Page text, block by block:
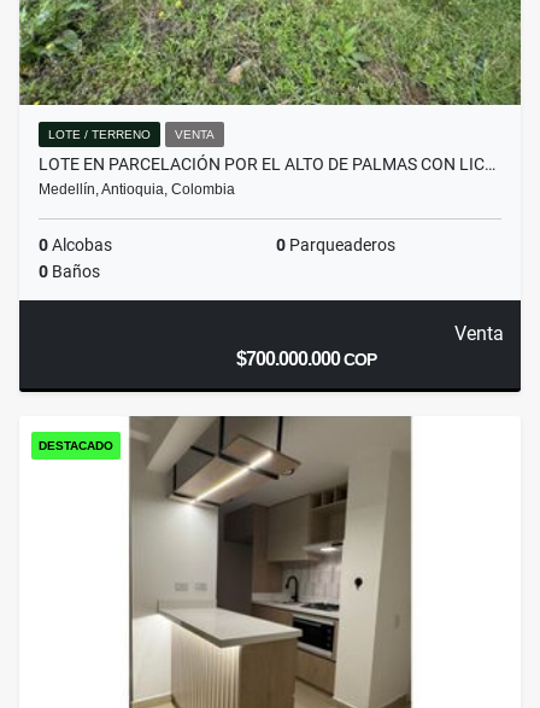
LOTE / TERRENO VENTA
LOTE EN PARCELACIÓN POR EL ALTO DE PALMAS CON LIC…
Medellín, Antioquia, Colombia
0Alcobas 0 Parqueaderos
0 Baños
Venta
$700.000.000COP
DESTACADO